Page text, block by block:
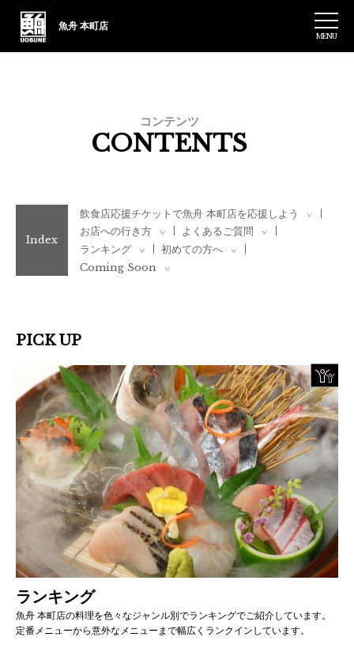
魚舟 本町店
MENU
コンテンツ
CONTENTS
Index
飲食店応援チケットで魚舟 本町店を応援しよう >
お店への行き方 > よくあるご質問 >
ランキング > 初めての方へ >
Coming Soon >
PICK UP
ランキング
魚舟 本町店の料理を色々なジャンル別でランキングでご紹介しています。
定番メニューから意外なメニューまで幅広くランクインしています。